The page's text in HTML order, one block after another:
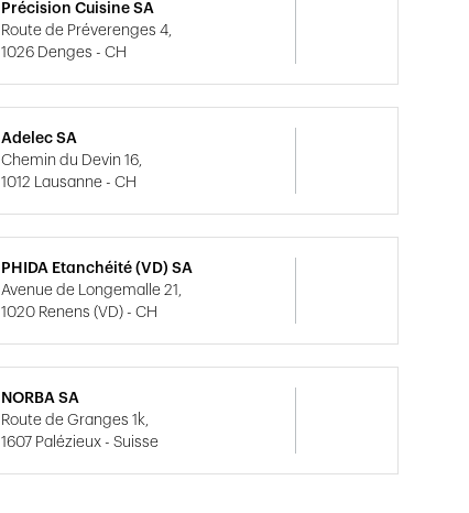
Précision Cuisine SA
Route de Préverenges 4,
1026 Denges - CH
Adelec SA
Chemin du Devin 16,
1012 Lausanne - CH
PHIDA Etanchéité (VD) SA
Avenue de Longemalle 21,
1020 Renens (VD) - CH
NORBA SA
Route de Granges 1k,
1607 Palézieux - Suisse